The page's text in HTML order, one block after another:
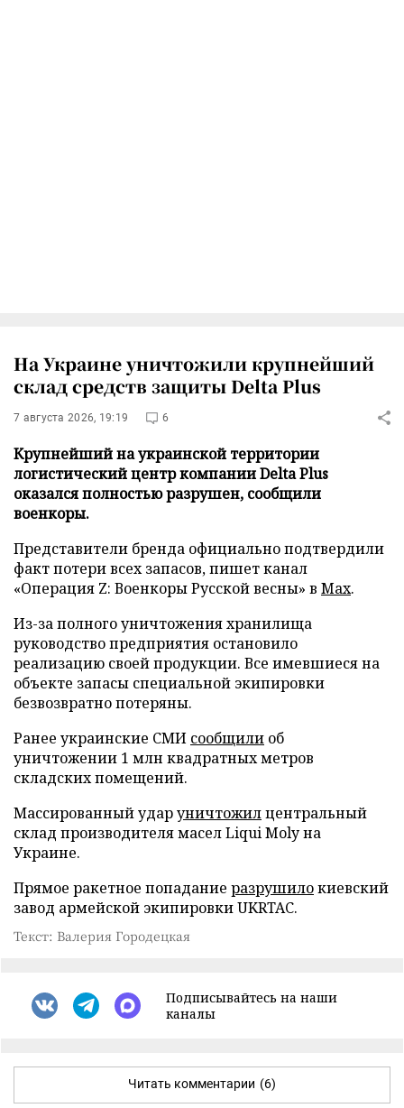
На Украине уничтожили крупнейший
склад средств защиты Delta Plus
7 августа 2026, 19:19 6
Крупнейший на украинской территории
логистический центр компании Delta Plus
оказался полностью разрушен, сообщили
военкоры.
Представители бренда официально подтвердили
факт потери всех запасов, пишет канал
«Операция Z: Военкоры Русской весны» в Max.
Из-за полного уничтожения хранилища
руководство предприятия остановило
реализацию своей продукции. Все имевшиеся на
объекте запасы специальной экипировки
безвозвратно потеряны.
Ранее украинские СМИ сообщили об
уничтожении 1 млн квадратных метров
складских помещений.
Массированный ударуничтожилцентральный
склад производителя масел Liqui Moly на
Украине.
Прямое ракетное попадание разрушилокиевский
завод армейской экипировки UKRTAC.
Текст: Валерия Городецкая
Подписывайтесь на наши
каналы
Читать комментарии (6)